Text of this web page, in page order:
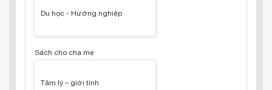
Du học - Hướng nghiệp
Sách cho cha mẹ
Tâm lý – giới tính